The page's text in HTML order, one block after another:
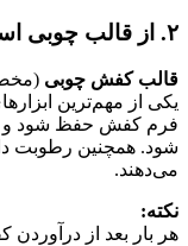
۲. از قالب چوبی استفاده کنید
قالب کفش چوبی
یکی از مهم‌ترین
فرم کفش حفظ شود و
شود. همچنین رطوبت
می‌دهند.
نکته:
هر بار بعد از